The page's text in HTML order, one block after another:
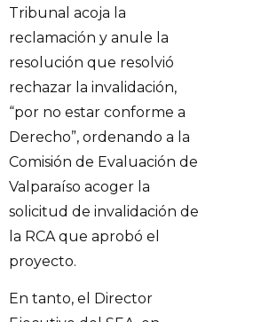
Tribunal acoja la
reclamación y anule la
resolución que resolvió
rechazar la invalidación,
“por no estar conforme a
Derecho”, ordenando a la
Comisión de Evaluación de
Valparaíso acoger la
solicitud de invalidación de
la RCA que aprobó el
proyecto.
En tanto, el Director